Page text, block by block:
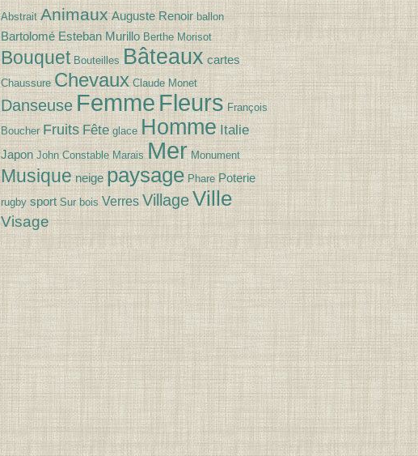
Abstrait Animaux Auguste Renoir ballon
Bartolomé Esteban Murillo Berthe Morisot
Bouquet Bouteilles Bâteaux cartes
Chaussure Chevaux Claude Monet
Danseuse FemmeFleurs François
Boucher Fruits Fête glace Homme Italie
Japon John Constable Marais Mer Monument
Musique neige paysage Phare Poterie
rugby sport Sur bois Verres VillageVille
Visage